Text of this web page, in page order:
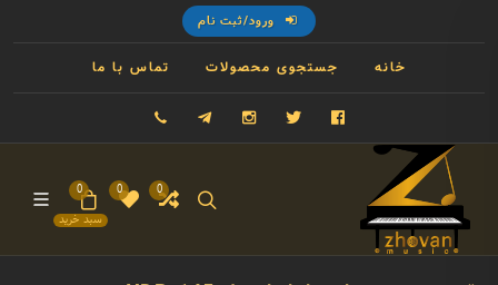
ورود/ثبت نام
خانه جستجوی محصولات تماس با ما
فیسبوک توییتر اینستاگرام تلگرام
0
0
سبد خرید
0